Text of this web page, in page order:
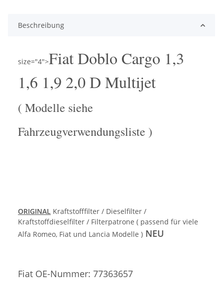
Beschreibung
size="4">Fiat Doblo Cargo 1,3
1,6 1,9 2,0 D Multijet
( Modelle siehe
Fahrzeugverwendungsliste )
ORIGINAL Kraftstofffilter / Dieselfilter /
Kraftstoffdieselfilter / Filterpatrone ( passend für viele
Alfa Romeo, Fiat und Lancia Modelle ) NEU
Fiat OE-Nummer: 77363657